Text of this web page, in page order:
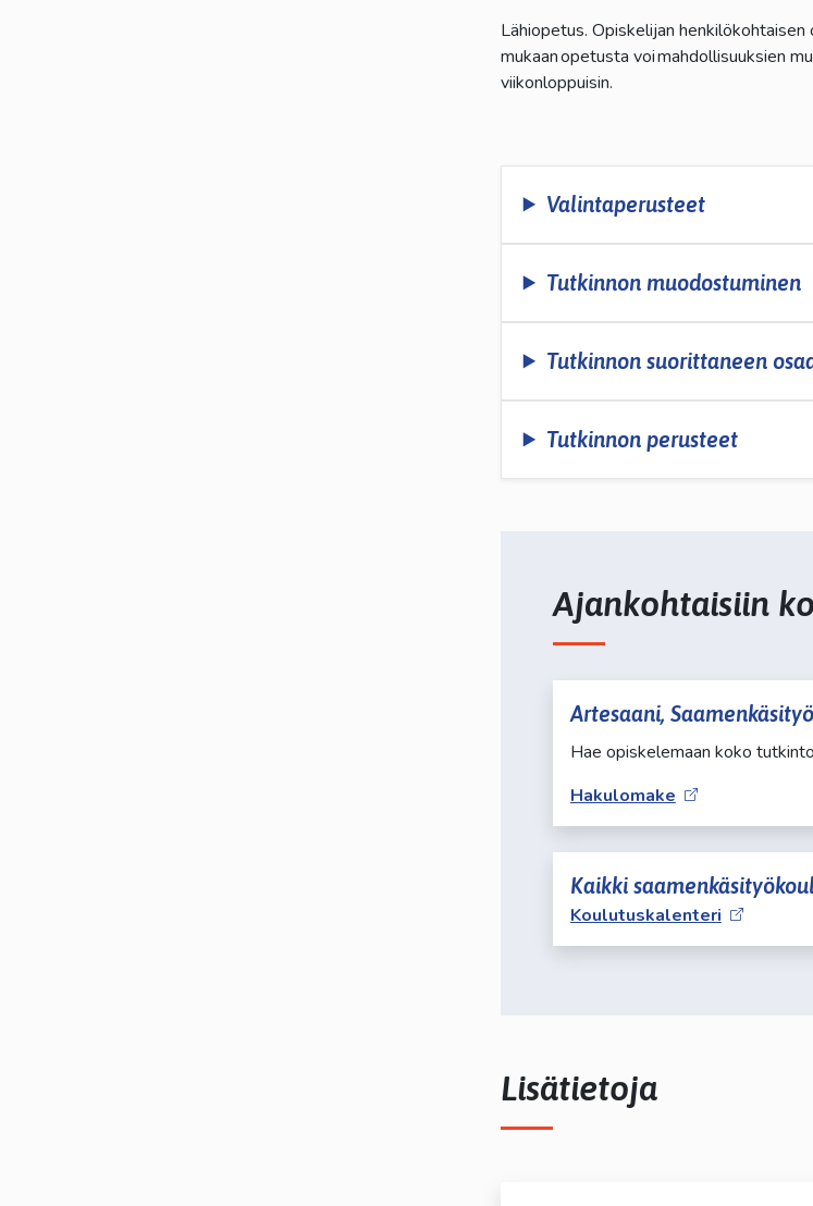
Lähiopetus. Opiskelijan
mukaan opetusta voi mahdollisuuksien
viikonloppuisin.
Valintaperusteet
Tutkinnon muodostuminen
Tutkinnon suorittaneen
Tutkinnon perusteet
Ajankohtaisiin
Artesaani,
Hae opiskelemaan koko
Hakulomake
Kaikki
Koulutuskalenteri
Lisätietoja